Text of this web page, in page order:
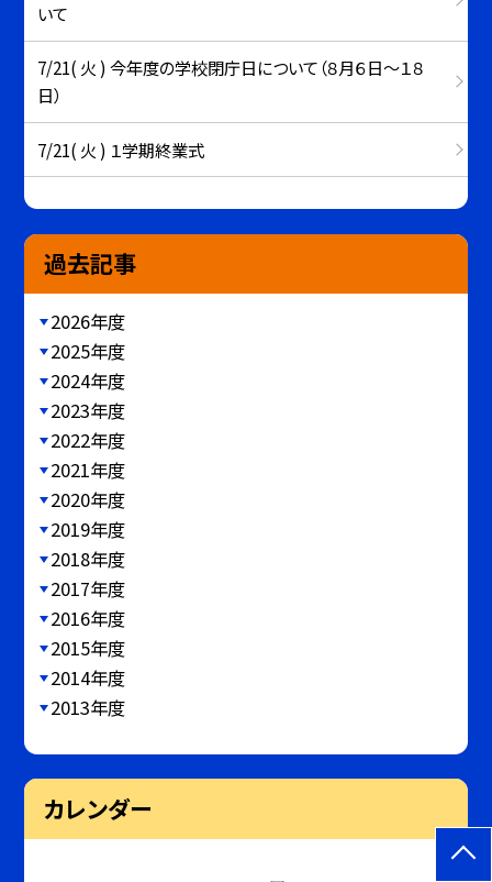
いて
7/21( 火 ) 今年度の学校閉庁日について（８月６日～１８
日）
7/21( 火 ) １学期終業式
過去記事
2026年度
2025年度
2024年度
2023年度
2022年度
2021年度
2020年度
2019年度
2018年度
2017年度
2016年度
2015年度
2014年度
2013年度
カレンダー